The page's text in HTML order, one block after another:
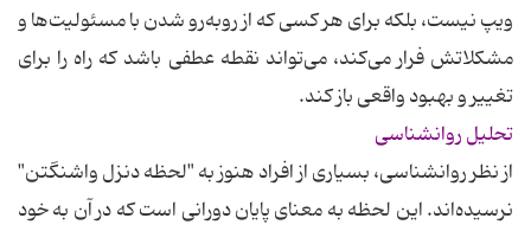
ویپ نیست، بلکه برای هر کسی که از روبه‌رو شدن با مسئولیت‌ها و
مشکلاتش فرار می‌کند، می‌تواند نقطه عطفی باشد که راه را برای
تغییر و بهبود واقعی باز ‌کند.
تحلیل روانشناسی
از نظر روانشناسی، بسیاری از افراد هنوز به "لحظه دنزل واشنگتن"
نرسیده‌اند. این لحظه به معنای پایان دورانی است که در آن به خود